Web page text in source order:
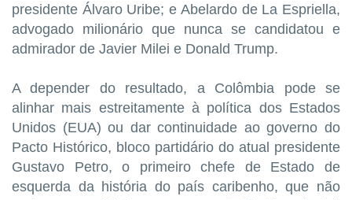
presidente Álvaro Uribe; e Abelardo de La Espriella,
advogado milionário que nunca se candidatou e
admirador de Javier Milei e Donald Trump.
A depender do resultado, a Colômbia pode se
alinhar mais estreitamente à política dos Estados
Unidos (EUA) ou dar continuidade ao governo do
Pacto Histórico, bloco partidário do atual presidente
Gustavo Petro, o primeiro chefe de Estado de
esquerda da história do país caribenho, que não